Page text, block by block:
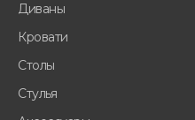
Диваны
Кровати
Стулья
Столы